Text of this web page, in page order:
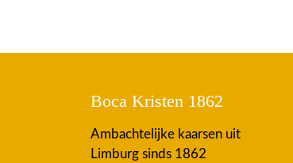
Boca Kristen 1862
Ambachtelijke kaarsen uit
Limburg sinds 1862